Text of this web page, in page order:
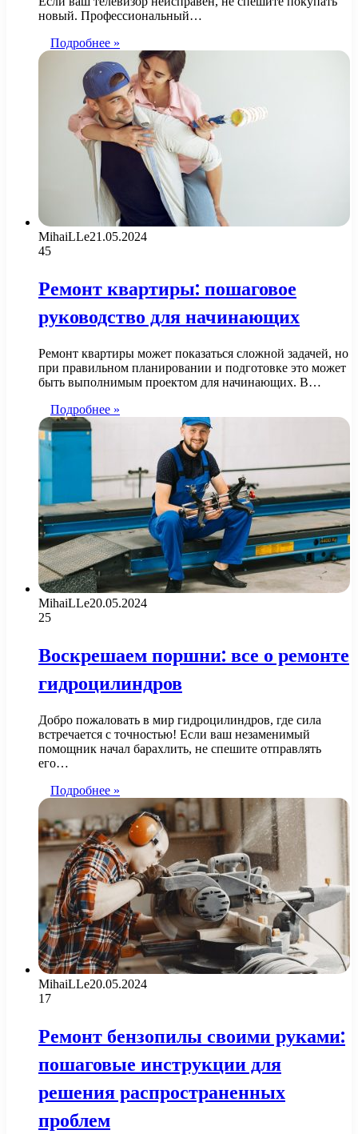
новый. Профессиональный…
Подробнее »
MihaiLLe21.05.2024
45
Ремонт квартиры: пошаговое
руководство для начинающих
Ремонт квартиры может показаться сложной задачей, но
при правильном планировании и подготовке это может
быть выполнимым проектом для начинающих. В…
Подробнее »
MihaiLLe20.05.2024
25
Воскрешаем поршни: все о ремонте
гидроцилиндров
Добро пожаловать в мир гидроцилиндров, где сила
встречается с точностью! Если ваш незаменимый
помощник начал барахлить, не спешите отправлять
его…
Подробнее »
MihaiLLe20.05.2024
17
Ремонт бензопилы своими руками:
пошаговые инструкции для
решения распространенных
проблем